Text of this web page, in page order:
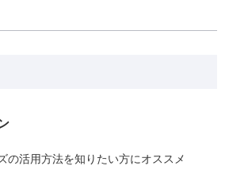
の活用方法を知りたい方にオススメ